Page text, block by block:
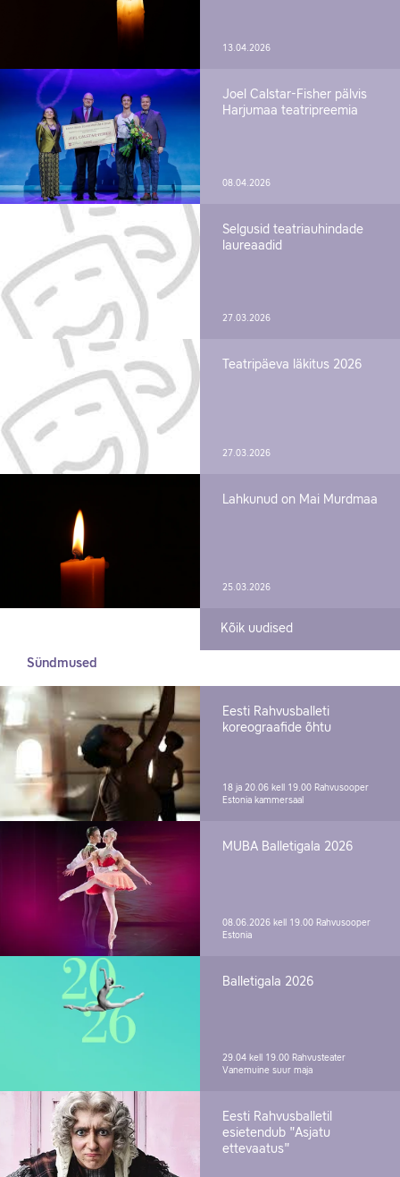
13.04.2026
Joel Calstar-Fisher pälvis
Harjumaa teatripreemia
08.04.2026
Selgusid teatriauhindade
laureaadid
27.03.2026
Teatripäeva läkitus 2026
27.03.2026
Lahkunud on Mai Murdmaa
25.03.2026
Kõik uudised
Sündmused
Eesti Rahvusballeti
koreograafide õhtu
18 ja 20.06 kell 19.00 Rahvusooper
Estonia kammersaal
MUBA Balletigala 2026
08.06.2026 kell 19.00 Rahvusooper
Estonia
Balletigala 2026
29.04 kell 19.00 Rahvusteater
Vanemuine suur maja
Eesti Rahvusballetil
esietendub "Asjatu
ettevaatus"